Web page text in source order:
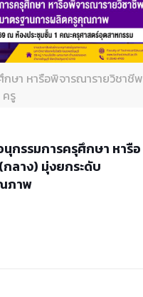
ษา หารือพิจารณารายวิชาชีพ
ครู
กรรมการครุศึกษา หารือ
ลาง) มุ่งยกระดับ
ภาพ